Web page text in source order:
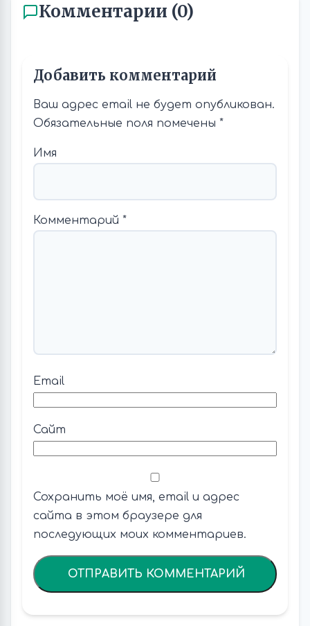
Комментарии (0)
Добавить комментарий
Ваш адрес email не будет опубликован.
Обязательные поля помечены *
Имя
Комментарий *
Email
Сайт
Сохранить моё имя, email и адрес
сайта в этом браузере для
последующих моих комментариев.